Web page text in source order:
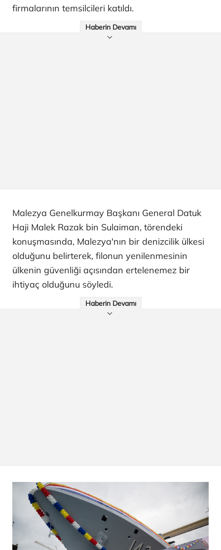
firmalarının temsilcileri katıldı.
Haberin Devamı
Malezya Genelkurmay Başkanı General Datuk
Haji Malek Razak bin Sulaiman, törendeki
konuşmasında, Malezya'nın bir denizcilik ülkesi
olduğunu belirterek, filonun yenilenmesinin
ülkenin güvenliği açısından ertelenemez bir
ihtiyaç olduğunu söyledi.
Haberin Devamı